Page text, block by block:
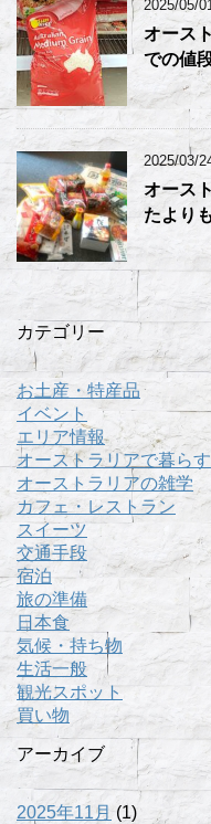
2025/05/01
オース
での値
2025/03/
オース
たより
カテゴリー
お土産・特産品
イベント
エリア情報
オーストラリアで暮らす
オーストラリアの雑学
カフェ・レストラン
スイーツ
交通手段
宿泊
旅の準備
日本食
気候・持ち物
生活一般
観光スポット
買い物
アーカイブ
2025年11月 (1)